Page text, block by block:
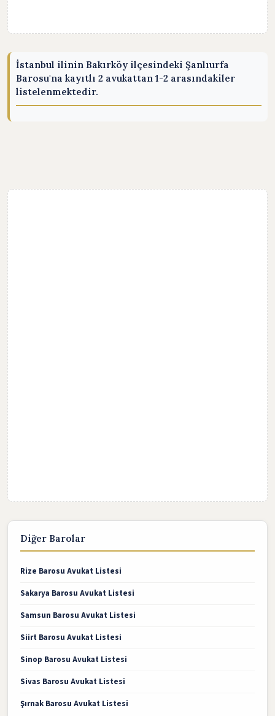
İstanbul ilinin Bakırköy ilçesindeki Şanlıurfa
Barosu'na kayıtlı 2 avukattan 1-2 arasındakiler
listelenmektedir.
Diğer Barolar
Rize Barosu Avukat Listesi
Sakarya Barosu Avukat Listesi
Samsun Barosu Avukat Listesi
Siirt Barosu Avukat Listesi
Sinop Barosu Avukat Listesi
Sivas Barosu Avukat Listesi
Şırnak Barosu Avukat Listesi